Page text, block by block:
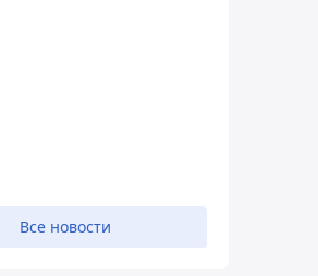
Все новости